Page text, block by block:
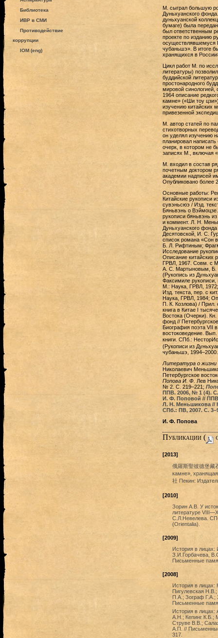
Библиотека
ИВР в СМИ
Противодействие
коррупции
IOM (eng)
М. сыграл большую
Дуньхуанского
дуньхуанской
бумаге) была
был ответственным
проекте по изданию
осуществлявшемуся
чубаньшэ». В итоге
хранящихся в
Цикл работ М. по
литературы)
буддийской
простонародного
мировой
1964 описание
камне» («Ши тоу
изучению китайских
привезенной
М. автор статей по
стихотворных
он уделял изучению
планировал
очерк, в котором не
записях М., включая
М. входил в состав
почетным доктором
академии надписей
Опубликовано более
Основные работы:
Китайские рукописи
сувэньсюэ / Изд.
Бяньвэнь о
рукописи бяньвэнь
и коммент. Л. Н.
Дуньхуанского
Десятовской, И. С.
список романа «Сон
Б. Л. Рифтиным;
Исследование
Описание китайских
ГРВЛ, 1967. Совм. с
А. С. Мартыновым, Б.
(Рукопись из
Факсимиле рукописи,
М.: Наука, ГРВЛ,
Изд. текста, пер. с
Наука, ГРВЛ, 1984;
П. К. Козлова) / Прил.
книга в Китае I
Востока (Очерки).
фонд //
Биография поэта VII
востоковедение.
книги. СПб.:
(Рукописи из
чубаньшэ, 1994–2000.
Литература о
Николаевич
Петербургское
Попова И. Ф. Лев
№ 2. С. 219–221;
ППВ. 2006, № 1 (4). С.
И. Ф. Поповой //
Л. Н. Меньшикова //
СПб.: ПВ, 2007. С.
И. Ф. Попова
Публикации (
[2013]
俄羅斯聖彼德堡藏
камне»,
社 Пекин:
[2010]
Зорин А.В. У
литературе
С.Л.Невелева.
(Orientalia).
[2009]
История в
З.И.Горбачева,
Письменные
[2008]
История в
Пигулевская
П.А.; Зограф Г.А.;
Письменные
История в
А.Н.; Кепинг К.Б.;
Струве В.В.;
А.П. //
317.